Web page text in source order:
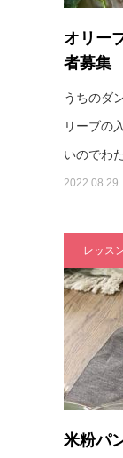
オリー
者募集
うちのダ
リーブの
いのでわ
2022.08.29
レッス
米粉パ